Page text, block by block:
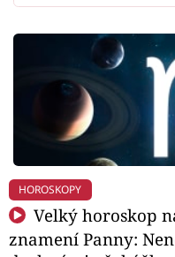
HOROSKOPY
Velký horoskop
znamení Panny: